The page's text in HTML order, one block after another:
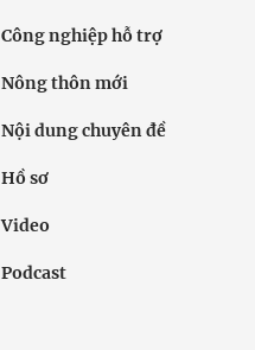
Công nghiệp hỗ trợ
Nông thôn mới
Nội dung chuyên đề
Hồ sơ
Video
Podcast